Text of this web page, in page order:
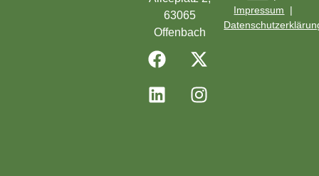
63065
Offenbach
Impressum |